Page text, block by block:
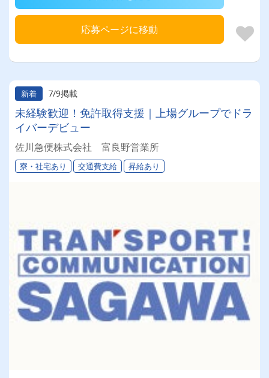
応募ページに移動
新着 7/9掲載
未経験歓迎！免許取得支援｜上場グループでドラ
イバーデビュー
佐川急便株式会社 富良野営業所
寮・社宅あり 交通費支給 昇給あり